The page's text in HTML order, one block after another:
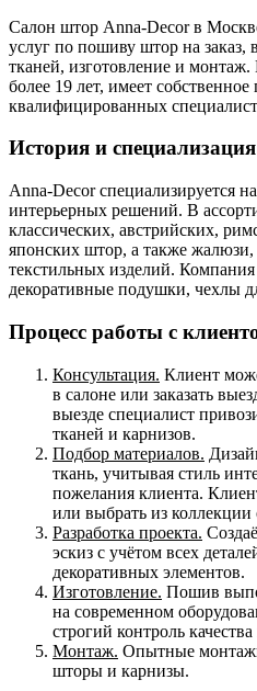
Салон штор Anna-Decor в
услуг по пошиву штор на заказ,
тканей, изготовление и
более 19 лет, имеет
квалифицированных
История и специализация
Anna-Decor специализируется
интерьерных решений. В
классических, австрийских,
японских штор, а также
текстильных изделий. Компания
декоративные подушки, чехлы
Процесс работы с
Консультация. Клиент
в салоне или заказать
выезде специалист
тканей и карнизов.
Подбор материалов.
ткань, учитывая стиль
пожелания клиента.
или выбрать из коллекции
Разработка проекта.
эскиз с учётом всех
декоративных элементов.
Изготовление. Пошив
на современном
строгий контроль
Монтаж. Опытные
шторы и карнизы.